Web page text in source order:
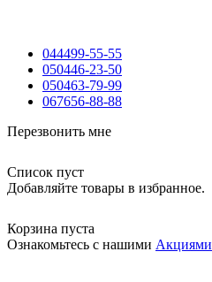
044499-55-55
050446-23-50
050463-79-99
067656-88-88
Перезвонить мне
Список пуст
Добавляйте товары в избранное.
Корзина пуста
Ознакомьтесь с нашими Акциями